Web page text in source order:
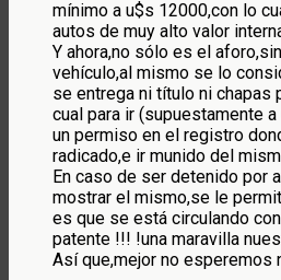
mínimo a u$s 12000,con lo
autos de muy alto valor
Y ahora,no sólo es el
vehículo,al mismo se lo
se entrega ni título ni chapas
cual para ir (supuestamente
un permiso en el registro
radicado,e ir munido del
En caso de ser detenido por
mostrar el mismo,se le
es que se está circulando
patente !!! !una maravilla
Así que,mejor no esperemos